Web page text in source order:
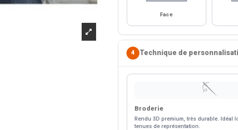
Face
4 Technique de
🪡
Broderie
Rendu 3D premium, très durable. Idéal
tenues de représentation.